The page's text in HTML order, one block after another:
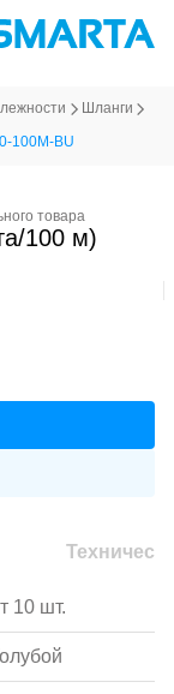
Шланги
100M-BU
товара
100 м)
10 шт.